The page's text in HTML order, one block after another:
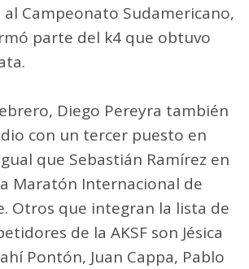
al Campeonato Sudamericano,
parte del k4 que obtuvo
Diego Pereyra también
con un tercer puesto en
que Sebastián Ramírez en
Maratón Internacional de
Otros que integran la lista de
de la AKSF son Jésica
Pontón, Juan Cappa, Pablo